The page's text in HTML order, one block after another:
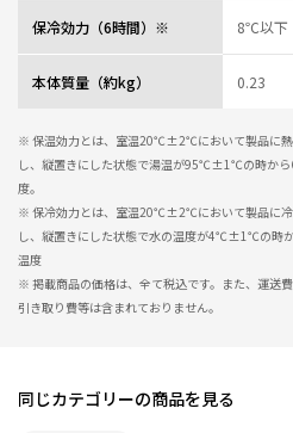
保冷効力（6時間）※ 8℃以下
本体質量（約kg） 0.23
※ 保温効力とは、室温20℃±2℃において製品に熱
し、縦置きにした状態で湯温が95℃±1℃の時から
度。
※ 保冷効力とは、室温20℃±2℃において製品に冷
し、縦置きにした状態で水の温度が4℃±1℃の時
温度
※ 掲載商品の価格は、全て税込です。また、運送
引き取り費等は含まれておりません。
同じカテゴリーの商品を見る